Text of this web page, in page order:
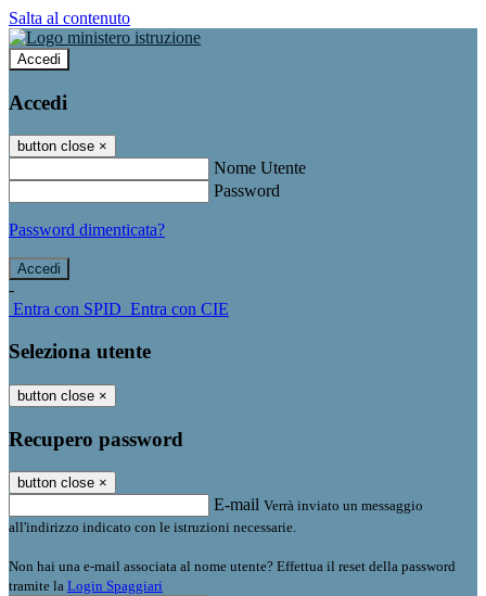
Salta al contenuto
Accedi
Accedi
button close ×
Nome Utente
Password
Password dimenticata?
-
Entra con SPID Entra con CIE
Seleziona utente
button close ×
Recupero password
button close ×
E-mail Verrà inviato un messaggio
all'indirizzo indicato con le istruzioni necessarie.
Non hai una e-mail associata al nome utente? Effettua il reset della password
tramite la Login Spaggiari